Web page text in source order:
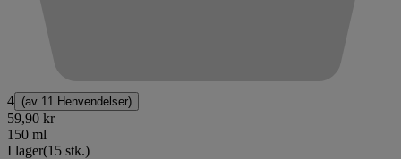
4 (av 11 Henvendelser)
59,90 kr
150 ml
I lager(15 stk.)